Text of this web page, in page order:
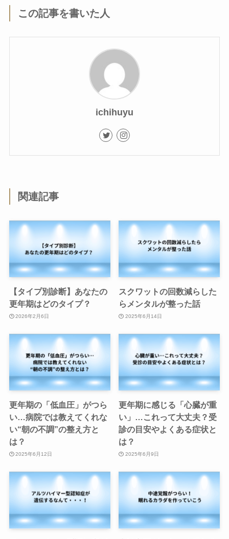
この記事を書いた人
ichihuyu
関連記事
【タイプ別診断】あなたの
更年期はどのタイプ？
2026年2月6日
スクワットの回数減らした
らメンタルが整った話
2025年6月14日
更年期の「低血圧」がつら
い…病院では教えてくれな
い“朝の不調”の整え方と
は？
2025年6月12日
更年期に感じる「心臓が重
い」…これって大丈夫？受
診の目安やよくある症状と
は？
2025年6月9日